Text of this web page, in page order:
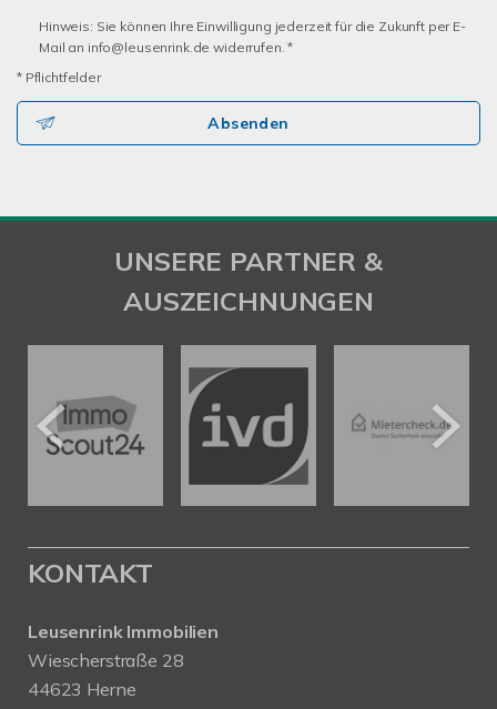
Hinweis: Sie können Ihre Einwilligung jederzeit für die Zukunft per E-
Mail an info@leusenrink.de widerrufen. *
* Pflichtfelder
Absenden
UNSERE PARTNER &
AUSZEICHNUNGEN
KONTAKT
Leusenrink Immobilien
Wiescherstraße 28
44623 Herne